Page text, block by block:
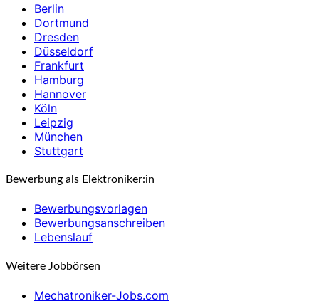
Berlin
Dortmund
Dresden
Düsseldorf
Frankfurt
Hamburg
Hannover
Köln
Leipzig
München
Stuttgart
Bewerbung als Elektroniker:in
Bewerbungsvorlagen
Bewerbungsanschreiben
Lebenslauf
Weitere Jobbörsen
Mechatroniker-Jobs.com